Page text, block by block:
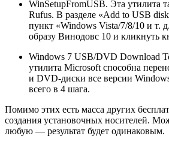
WinSetupFromUSB. Эта утилита
Rufus. В разделе «Add to USB
пункт «Windows Vista/7/8/10 и т.
образу Винодовс 10 и кликнуть
Windows 7 USB/DVD Download
утилита Microsoft способна
и DVD-диски все версии
всего в 4 шага.
Помимо этих есть масса других
создания установочных носителей.
любую — результат будет одинаковым.